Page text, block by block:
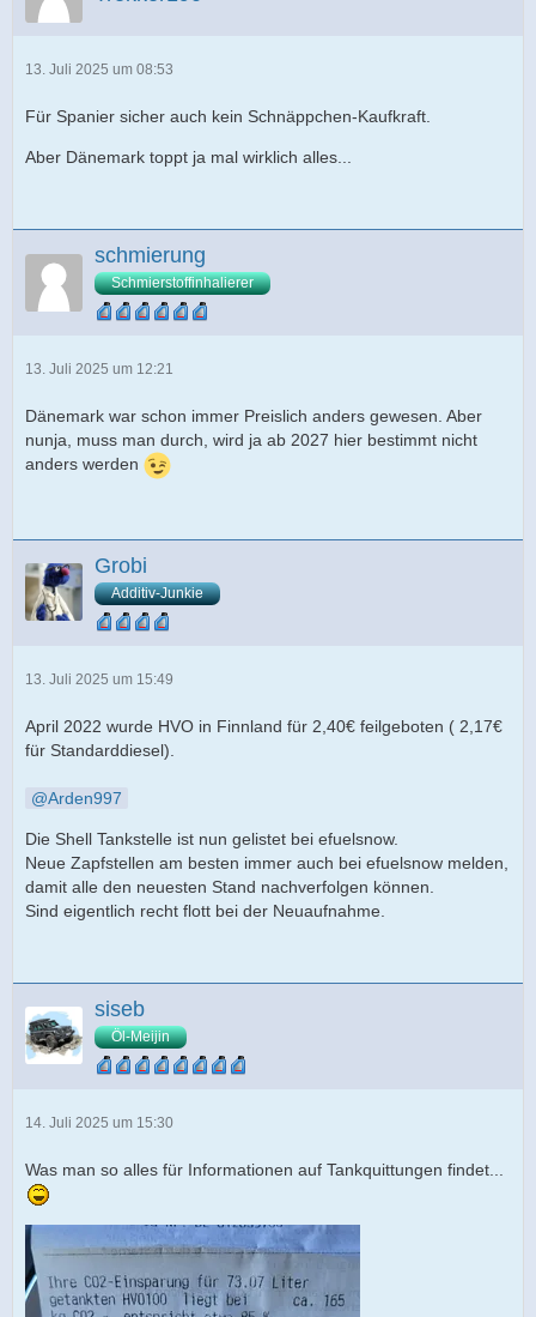
13. Juli 2025 um 08:53
Für Spanier sicher auch kein Schnäppchen-Kaufkraft.
Aber Dänemark toppt ja mal wirklich alles...
schmierung
Schmierstoffinhalierer
13. Juli 2025 um 12:21
Dänemark war schon immer Preislich anders gewesen. Aber
nunja, muss man durch, wird ja ab 2027 hier bestimmt nicht
anders werden
Grobi
Additiv-Junkie
13. Juli 2025 um 15:49
April 2022 wurde HVO in Finnland für 2,40€ feilgeboten ( 2,17€
für Standarddiesel).
Arden997
Die Shell Tankstelle ist nun gelistet bei efuelsnow.
Neue Zapfstellen am besten immer auch bei efuelsnow melden,
damit alle den neuesten Stand nachverfolgen können.
Sind eigentlich recht flott bei der Neuaufnahme.
siseb
Öl-Meijin
14. Juli 2025 um 15:30
Was man so alles für Informationen auf Tankquittungen findet...